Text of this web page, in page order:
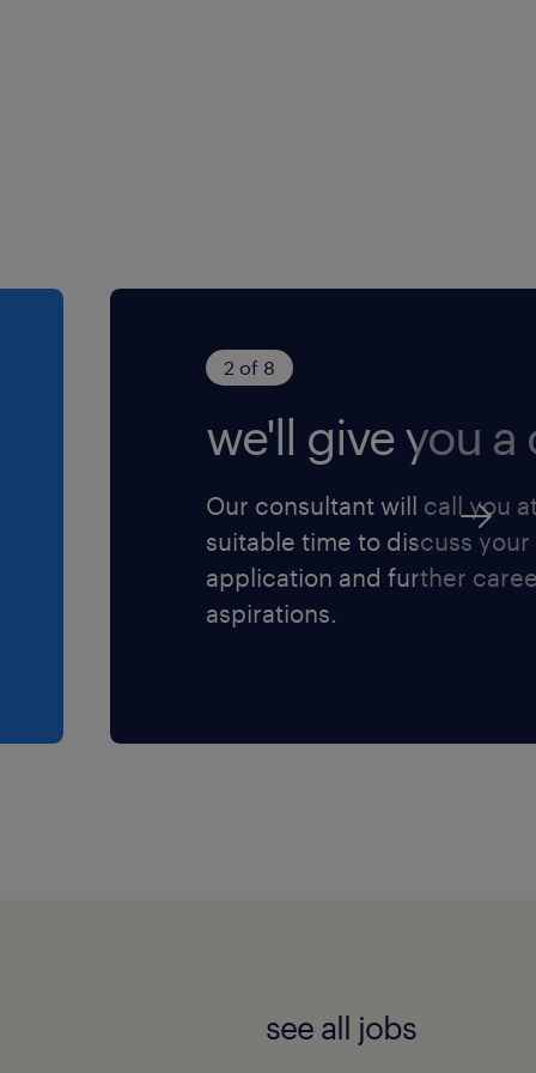
2 of 8
we'll give you a
Our consultant will call you
suitable time to discuss your
application and further
aspirations.
see all jobs